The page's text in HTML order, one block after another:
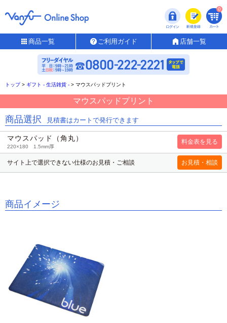
0
商品一覧 ご利用ガイド 店舗一覧
トップ > ギフト - 生活雑貨 - > マウスパッドプリント
マウスパッドプリント
商品選択 見積書はカートで発行できます
マウスパッド（角丸）
220×180 1.5mm厚
サイト上で選択できない仕様のお見積・ご相談
商品イメージ